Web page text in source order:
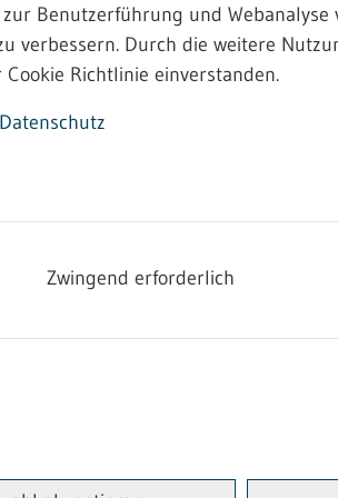
Anzeige gemäß § 15 und §
zur Benutzerführung und
verbessern. Durch die weitere
Richtlinie einverstanden.
Datenschutz
Zwingend erforderlich